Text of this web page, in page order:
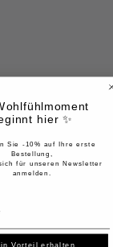
hier ✨
Sie -10% auf Ihre erste
Bestellung,
für unseren Newsletter
anmelden.
Vorteil erhalten